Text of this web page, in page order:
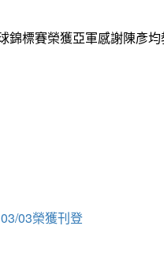
錦標賽榮獲亞軍感謝陳彥
03榮獲刊登